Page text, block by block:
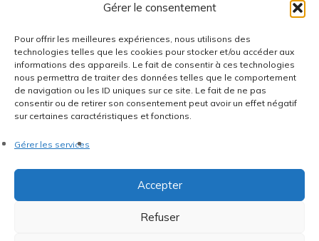
Gérer le consentement
Pour offrir les meilleures expériences, nous utilisons des
technologies telles que les cookies pour stocker et/ou accéder aux
informations des appareils. Le fait de consentir à ces technologies
nous permettra de traiter des données telles que le comportement
de navigation ou les ID uniques sur ce site. Le fait de ne pas
consentir ou de retirer son consentement peut avoir un effet négatif
sur certaines caractéristiques et fonctions.
Gérer les services
Accepter
Refuser
toujours des pépites musicales, dont des vinyles rares et exclusifs.
confidentialité
Politique de cookies•Termes & Condition•Mentions légales